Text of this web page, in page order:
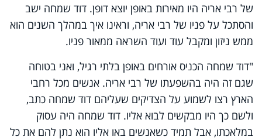
של רבי אריה היו מאירות באופן יוצא דופן. דוד שמחה ישב
והסתכל על פניו של רבי אריה, וראינו איך במהלך השנים הוא
ממש ניזון ומקבל עוד ועוד השראה ממאור פניו.
"דוד שמחה הכניס אורחים באופן בלתי רגיל, ואני בטוחה
שגם זה היה בהשפעתו של רבי אריה. אנשים מכל רחבי
הארץ רצו לשמוע על הצדיקים שעליהם דוד שמחה כתב,
ולשם כך היו מבקשים לבוא אליו. דוד שמחה היה עסוק
במלאכתו, אבל תמיד כשאנשים באו אליו הוא נתן להם את כל